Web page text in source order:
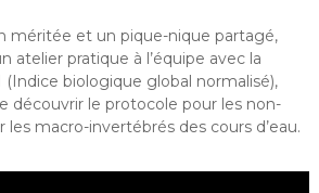
méritée et un pique-nique partagé,
atelier pratique à l’équipe avec la
(Indice biologique global normalisé),
découvrir le protocole pour les non-
macro-invertébrés des cours d’eau.